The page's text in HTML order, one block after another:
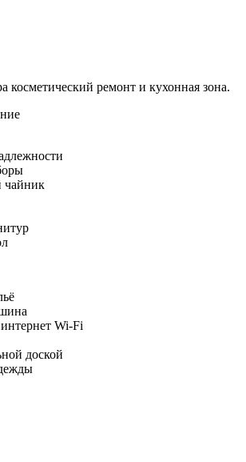
косметический ремонт и кухонная зона.
чайник
Wi-Fi
доской